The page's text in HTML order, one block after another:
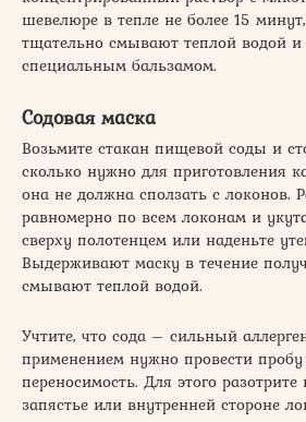
шевелюре в тепле не более 15
тщательно смывают теплой водой и
специальным бальзамом.
Содовая маска
Возьмите стакан пищевой соды и
сколько нужно для приготовления
она не должна сползать с локонов.
равномерно по всем локонам и
сверху полотенцем или наденьте
Выдерживают маску в течение
смывают теплой водой.
Учтите, что сода – сильный
применением нужно провести
переносимость. Для этого
запястье или внутренней стороне